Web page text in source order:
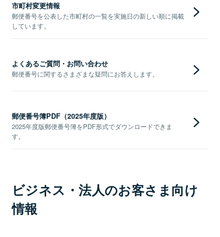
市町村変更情報
郵便番号を公表した市町村の一覧を実施日の新しい順に掲載
しています。
よくあるご質問・お問い合わせ
郵便番号に関するさまざまな疑問にお答えします。
郵便番号簿PDF（2025年度版）
2025年度版郵便番号簿をPDF形式でダウンロードできま
す。
ビジネス・法人のお客さま向け
情報